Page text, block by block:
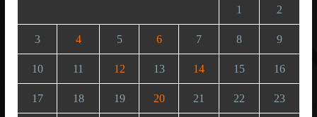
1 2
3 4 5 6 7 8 9
10 11 12 13 14 15 16
17 18 19 20 21 22 23